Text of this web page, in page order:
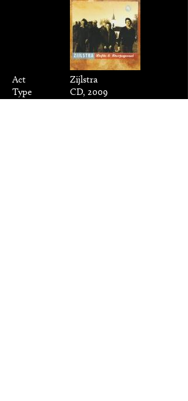
Act
Zijlstra
Type
CD, 2009